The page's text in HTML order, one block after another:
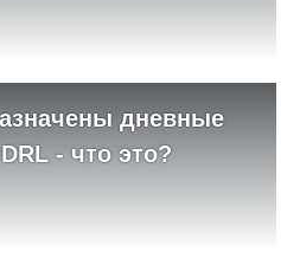
дневные
- что это?